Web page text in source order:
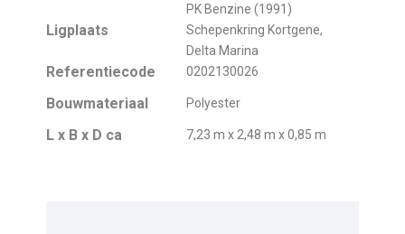
PK Benzine (1991)
Ligplaats
Schepenkring Kortgene,
Delta Marina
Referentiecode 0202130026
Bouwmateriaal Polyester
L x B x D ca 7,23 m x 2,48 m x 0,85 m